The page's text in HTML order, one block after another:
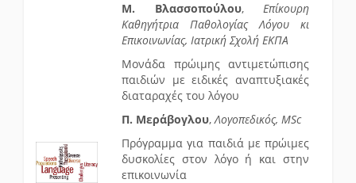
Μ. Βλασσοπούλου, Επίκουρη
Καθηγήτρια Παθολογίας Λόγου κι
Επικοινωνίας, Ιατρική Σχολή ΕΚΠΑ
Μονάδα πρώιμης αντιμετώπισης
παιδιών με ειδικές αναπτυξιακές
διαταραχές του λόγου
Π. Μεράβογλου, Λογοπεδικός, MSc
Πρόγραμμα για παιδιά με πρώιμες
δυσκολίες στον λόγο ή και στην
επικοινωνία